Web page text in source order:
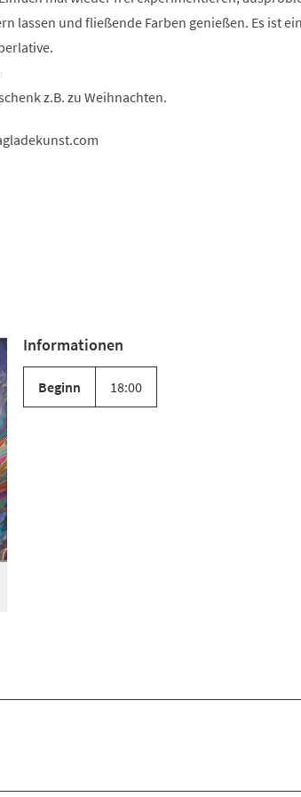
lassen und fließende Farben genießen. Es ist
z.B. zu Weihnachten.
Informationen
Beginn 18:00